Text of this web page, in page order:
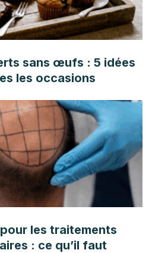
09-16.
R., Khatibzadeh, S., Shi, P.,
of Diseases Nutrition and
Group (NutriCoDE. (2013). Global,
h urinary sodium excretion and
BMJ open,3(12), e003733.
M., & Kumar Singh Rawat, A.
potential in cardiovascular
Design,23(7), 989-998.
Coelho, J., Herzog-Siqueira,
Silva-Pereira, T. S., & Bisi-
Relación sodio/potasio urinario y
industrializados y alimentos
Hospitalaria,36(1), 125-132.
sans œufs : 5 idées
les occasions
les traitements
: ce qu’il faut